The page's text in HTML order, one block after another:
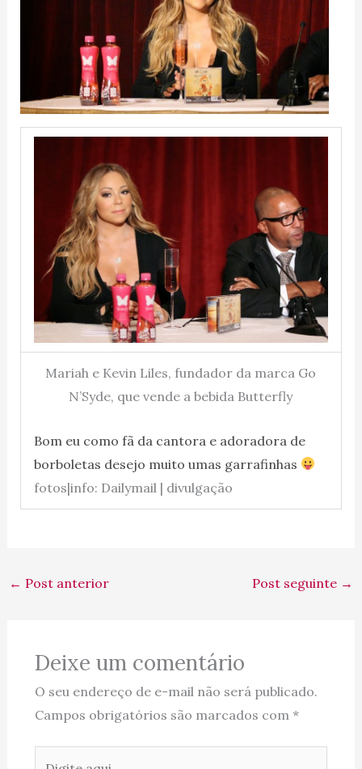
Mariah e Kevin Liles, fundador da marca Go
N’Syde, que vende a bebida Butterfly
Bom eu como fã da cantora e adoradora de
borboletas desejo muito umas garrafinhas
fotos|info: Dailymail | divulgação
← Post anterior Post seguinte →
Deixe um comentário
O seu endereço de e-mail não será publicado.
Campos obrigatórios são marcados com *